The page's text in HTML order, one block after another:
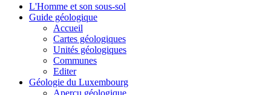
L'Homme et son sous-sol
Guide géologique
Accueil
Cartes géologiques
Unités géologiques
Communes
Editer
Géologie du Luxembourg
Aperçu géologique